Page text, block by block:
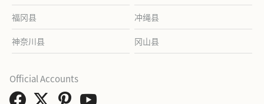
福冈县 冲绳县
神奈川县 冈山县
Official Accounts